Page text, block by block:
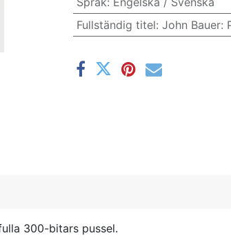
Fullständig titel: John Bauer:
300-bitars pussel.